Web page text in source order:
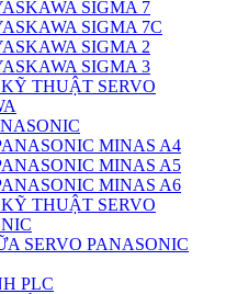
SIGMA 7
SIGMA 7C
SIGMA 2
SIGMA 3
THUẬT SERVO
MINAS A4
MINAS A5
MINAS A6
THUẬT SERVO
SERVO PANASONIC
PLC